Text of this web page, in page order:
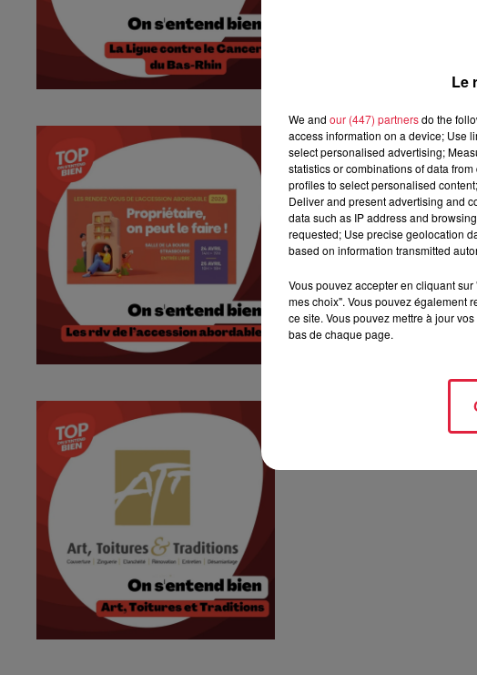
On s'entend bien -
On s'entend bien - Les
On s'entend bien -
On s'entend bien - Art
Le
We and our (447) partnersdo the
access information on a device; Use
select personalised advertising;
statistics or combinations of data
profiles to select personalised
Deliver and present advertising and
data such as IP address and
requested; Use precise geolocation
based on information transmitted
Vous pouvez accepter en cliquant
mes choix". Vous pouvez également
ce site. Vous pouvez mettre à jour
bas de chaque page.